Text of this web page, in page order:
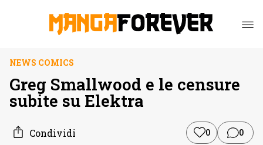
NEWS COMICS
Greg Smallwood e le censure
subite su Elektra
Condividi 0 0